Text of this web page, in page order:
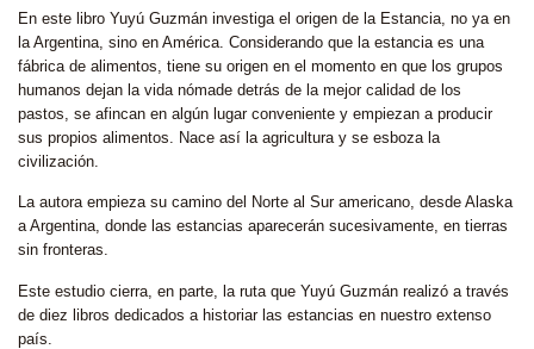
En este libro Yuyú Guzmán investiga el origen de la Estancia, no ya en
la Argentina, sino en América. Considerando que la estancia es una
fábrica de alimentos, tiene su origen en el momento en que los grupos
humanos dejan la vida nómade detrás de la mejor calidad de los
pastos, se afincan en algún lugar conveniente y empiezan a producir
sus propios alimentos. Nace así la agricultura y se esboza la
civilización.
La autora empieza su camino del Norte al Sur americano, desde Alaska
a Argentina, donde las estancias aparecerán sucesivamente, en tierras
sin fronteras.
Este estudio cierra, en parte, la ruta que Yuyú Guzmán realizó a través
de diez libros dedicados a historiar las estancias en nuestro extenso
país.